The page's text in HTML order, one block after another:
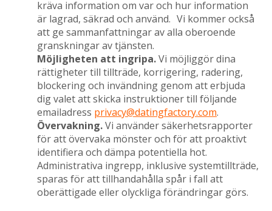
kräva information om var och hur information
är lagrad, säkrad och använd. Vi kommer också
att ge sammanfattningar av alla oberoende
granskningar av tjänsten.
Möjligheten att ingripa.Vi möjliggör dina
rättigheter till tillträde, korrigering, radering,
blockering och invändning genom att erbjuda
dig valet att skicka instruktioner till följande
emailadress privacy@datingfactory.com.
Övervakning.Vi använder säkerhetsrapporter
för att övervaka mönster och för att proaktivt
identifiera och dämpa potentiella hot.
Administrativa ingrepp, inklusive systemtillträde,
sparas för att tillhandahålla spår i fall att
oberättigade eller olyckliga förändringar görs.